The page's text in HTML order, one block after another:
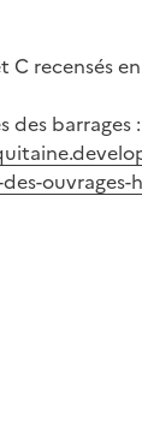
C recensés
des barrages :
ouvrages-